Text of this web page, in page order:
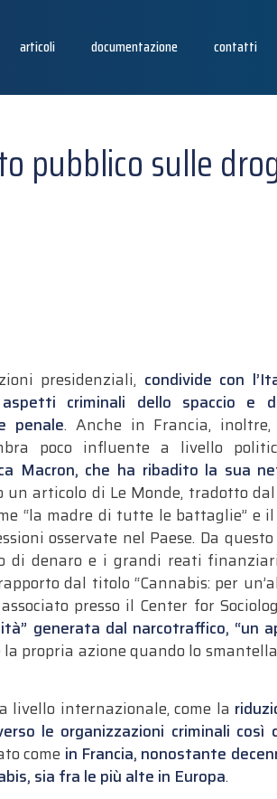
articoli documentazione contatti
pubblico sulle
presidenziali, condivide con
criminali dello spaccio e
penale. Anche in Francia,
poco influente a livello
Macron, che ha ribadito la sua
un articolo di Le Monde, tradotto
“la madre di tutte le battaglie” e
osservate nel Paese. Da questo
denaro e i grandi reati
dal titolo “Cannabis: per
presso il Center for
generata dal narcotraffico, “un
propria azione quando lo
internazionale, come la
le organizzazioni criminali così
come in Francia, nonostante
sia fra le più alte in Europa.